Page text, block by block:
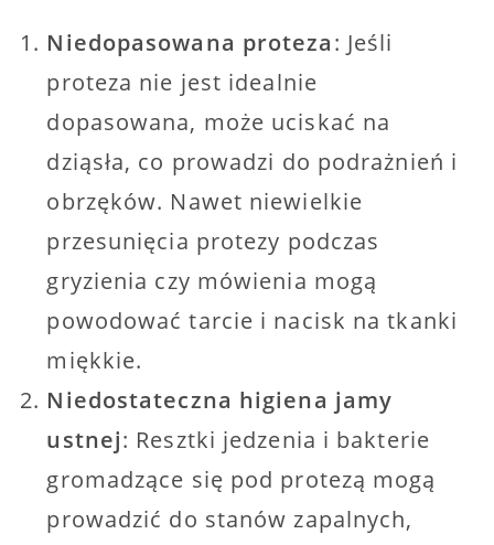
Niedopasowana proteza: Jeśli
proteza nie jest idealnie
dopasowana, może uciskać na
dziąsła, co prowadzi do podrażnień i
obrzęków. Nawet niewielkie
przesunięcia protezy podczas
gryzienia czy mówienia mogą
powodować tarcie i nacisk na tkanki
miękkie.
Niedostateczna higiena jamy
ustnej: Resztki jedzenia i bakterie
gromadzące się pod protezą mogą
prowadzić do stanów zapalnych,